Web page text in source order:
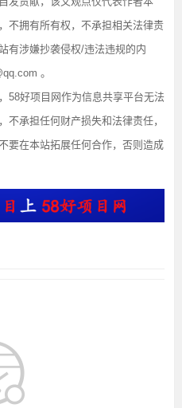
不拥有所有权，不承担相关法律责
有涉嫌抄袭侵权/违法违规的内
。
58好项目网作为信息共享平台无法
不承担任何财产损失和法律责任，
要在本站拓展任何合作，否则造成